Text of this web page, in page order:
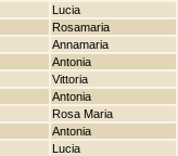
Lucia
Rosamaria
Annamaria
Antonia
Vittoria
Antonia
Rosa Maria
Antonia
Lucia